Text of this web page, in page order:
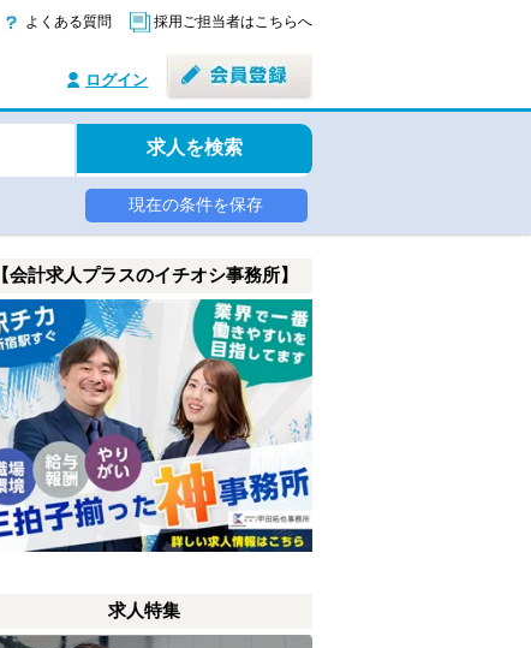
よくある質問 採用ご担当者はこちらへ
ログイン
求人を検索
現在の条件を保存
【会計求人プラスのイチオシ事務所】
求人特集